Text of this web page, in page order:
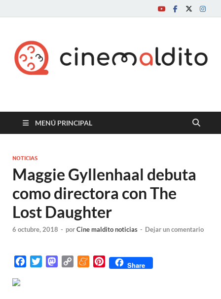
Cine maldito
MENÚ PRINCIPAL
NOTICIAS
Maggie Gyllenhaal debuta
como directora con The
Lost Daughter
6 octubre, 2018 - porCine maldito noticias - Dejar un comentario
M
M
P
Share